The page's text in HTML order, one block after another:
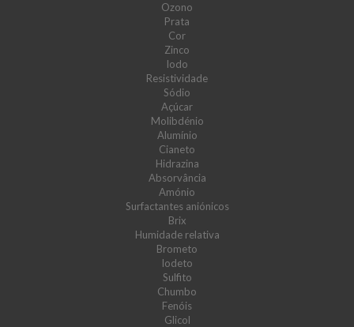
Ozono
Prata
Cor
Zinco
Iodo
Resistividade
Sódio
Açúcar
Molibdénio
Alumínio
Cianeto
Hidrazina
Absorvância
Amónio
Surfactantes aniónicos
Brix
Humidade relativa
Brometo
Iodeto
Sulfito
Chumbo
Fenóis
Glicol